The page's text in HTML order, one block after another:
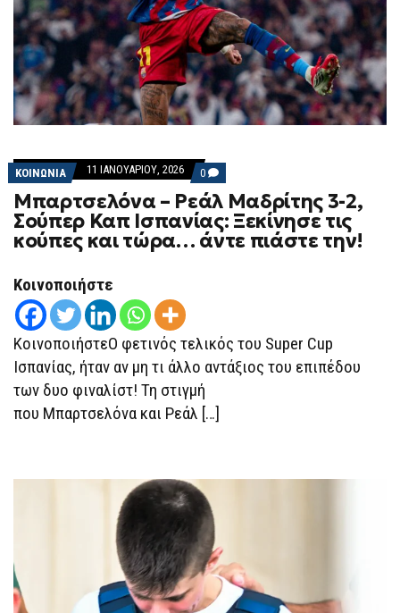
ΚΟΙΝΩΝΙΑ 11 ΙΑΝΟΥΑΡΊΟΥ, 2026 0 COMMENTS
ON
ΜΠΑΡΤΣΕΛΌΝΑ
–
ΡΕΆΛ
ΜΑΔΡΊΤΗΣ
ΤΙΣ
ΚΟΎΠΕΣ
ΤΏΡΑ…
Μπαρτσελόνα – Ρεάλ Μαδρίτης 3-2,
Σούπερ Καπ Ισπανίας: Ξεκίνησε τις
κούπες και τώρα… άντε πιάστε την!
Κοινοποιήστε
ΚοινοποιήστεΟ φετινός τελικός του Super Cup
Ισπανίας, ήταν αν μη τι άλλο αντάξιος του επιπέδου
των δυο φιναλίστ! Τη στιγμή
που Μπαρτσελόνα και Ρεάλ […]